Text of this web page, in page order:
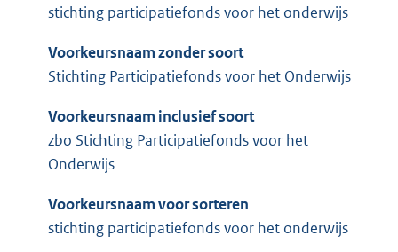
stichting participatiefonds voor het onderwijs
Voorkeursnaam zonder soort
Stichting Participatiefonds voor het Onderwijs
Voorkeursnaam inclusief soort
zbo Stichting Participatiefonds voor het
Onderwijs
Voorkeursnaam voor sorteren
stichting participatiefonds voor het onderwijs